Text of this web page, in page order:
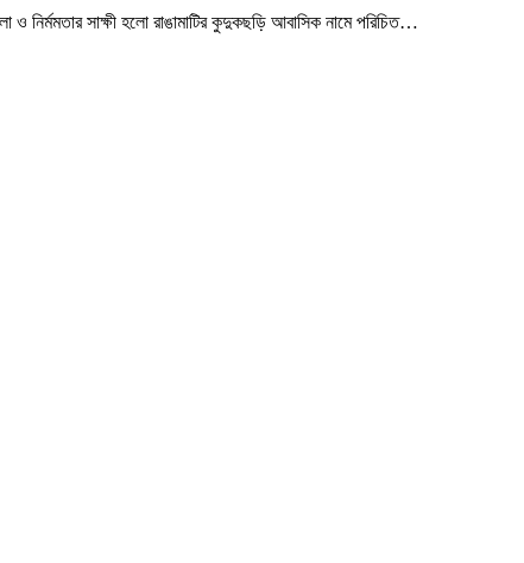
সাক্ষী হলো রাঙামাটির কুদুকছড়ি আবাসিক নামে পরিচিত…